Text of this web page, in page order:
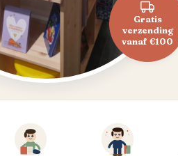
Gratis
verzending
vanaf €100